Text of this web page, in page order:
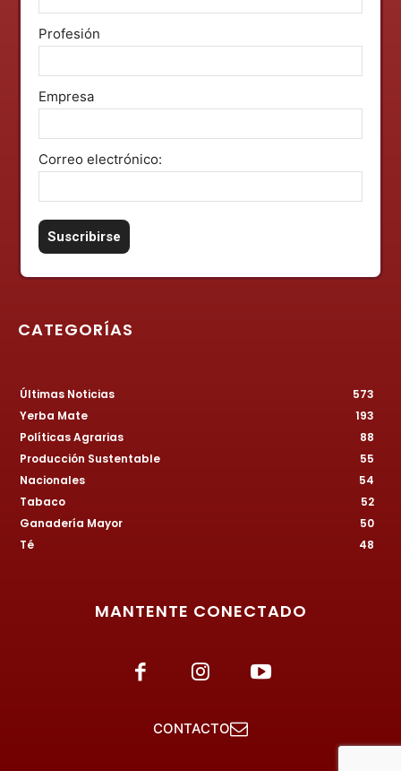
Profesión
Empresa
Correo electrónico:
CATEGORÍAS
Últimas Noticias
573
Yerba Mate
193
Políticas Agrarias
88
Producción Sustentable
55
Nacionales
54
Tabaco
52
Ganadería Mayor
50
Té
48
MANTENTE CONECTADO
CONTACTO